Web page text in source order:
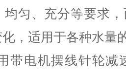
均匀、充分等要求
，适用于各种水量
带电机摆线针轮减